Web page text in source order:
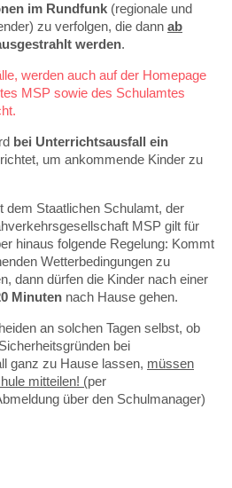
im Rundfunk (regionale und
zu verfolgen, die dann ab
werden.
werden auch auf der Homepage
MSP sowie des Schulamtes
bei Unterrichtsausfall ein
um ankommende Kinder zu
dem Staatlichen Schulamt, der
MSP gilt für
hinaus folgende Regelung: Kommt
Wetterbedingungen zu
dann dürfen die Kinder nach einer
Minuten nach Hause gehen.
an solchen Tagen selbst, ob
bei
ganz zu Hause lassen, müssen
mitteilen! (per
über den Schulmanager)